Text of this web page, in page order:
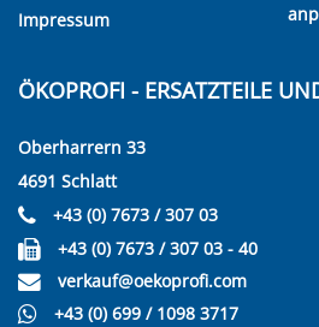
Impressum
ÖKOPROFI - ERSATZTEILE
Oberharrern 33
4691 Schlatt
+43 (0) 7673 / 307 03
+43 (0) 7673 / 307 03 - 40
verkauf@oekoprofi.com
+43 (0) 699 / 1098 3717